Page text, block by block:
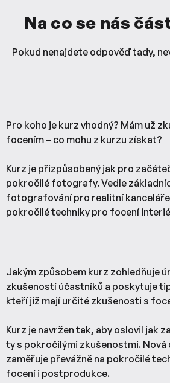
Na co se nás
Pokud nenajdete odpověď tady,
Pro koho je kurz vhodný? Mám už
focením – co mohu z kurzu získat?
Kurz je přizpůsobený jak pro
pokročilé fotografy. Vedle
fotografování pro realitní kanceláře
pokročilé techniky pro focení
Jakým způsobem kurz zohledňuje
zkušeností účastníků a poskytuje
kteří již mají určité zkušenosti s
Kurz je navržen tak, aby oslovil jak
ty s pokročilými zkušenostmi. Nová
zaměřuje převážně na pokročilé
focení i postprodukce.